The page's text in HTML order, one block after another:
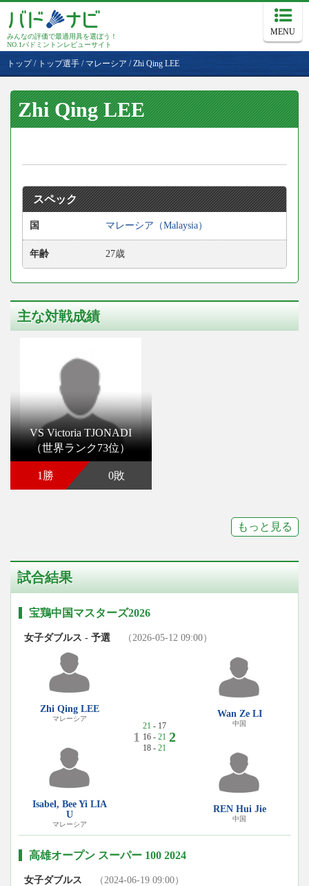
みんなの評価で最適用具を選ぼう！
NO.1バドミントンレビューサイト
MENU
トップ/ トップ選手 / マレーシア / Zhi Qing LEE
Zhi Qing LEE
スペック
国 マレーシア（Malaysia）
年齢 27歳
主な対戦成績
VS Victoria TJONADI
（世界ランク73位）
1勝 0敗
もっと見る
試合結果
宝鶏中国マスターズ2026
女子ダブルス - 予選 （2026-05-12 09:00）
Zhi Qing LEE
マレーシア
Isabel, Bee Yi LIA
U
マレーシア
1
21 - 17
16 - 21
18 - 21
2
Wan Ze LI
中国
REN Hui Jie
中国
高雄オープン スーパー 100 2024
女子ダブルス （2024-06-19 09:00）